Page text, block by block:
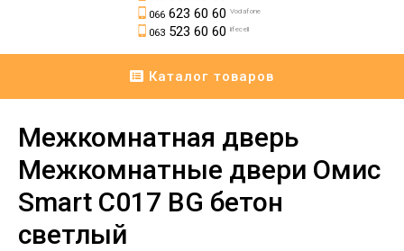
066623 60 60 Vodafone
063523 60 60 lifecell
Каталог товаров
Межкомнатная дверь
Межкомнатные двери Омис
Smart C017 ВG бетон
светлый